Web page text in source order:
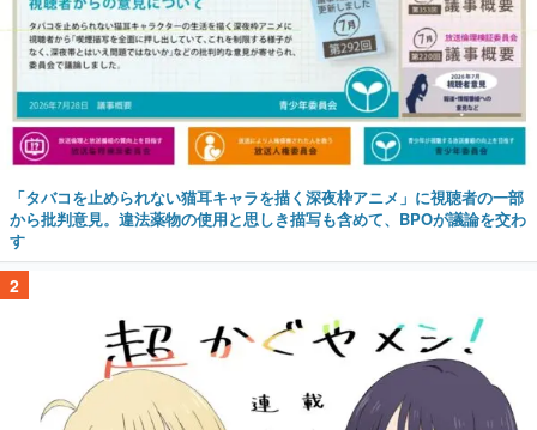
「タバコを止められない猫耳キャラを描く深夜枠アニメ」に視聴者の一部
から批判意見。違法薬物の使用と思しき描写も含めて、BPOが議論を交わ
す
2